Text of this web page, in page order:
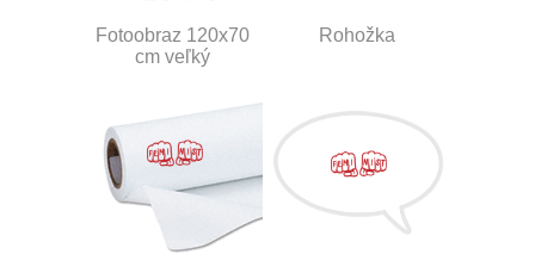
Fotoobraz 120x70
cm veľký
Rohožka